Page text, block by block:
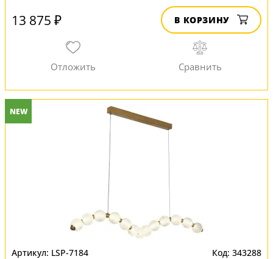
13 875 ₽ В КОРЗИНУ
NEW
LSP-7184 343288